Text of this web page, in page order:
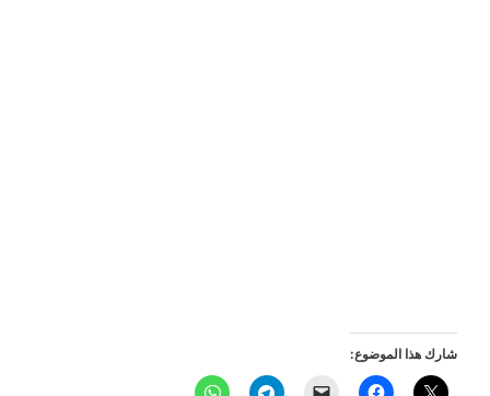
شارك هذا الموضوع: